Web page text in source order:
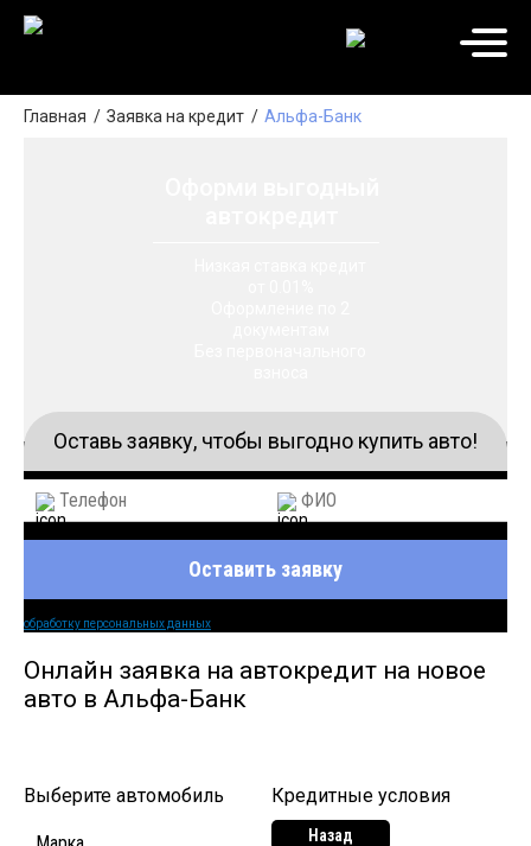
Главная Заявка на кредит Альфа-Банк
Онлайн заявка на автокредит на новое
авто в Альфа-Банк
Выберите автомобиль Кредитные условия
Назад
Оставь заявку, чтобы выгодно купить авто!
Оставить заявку
обработку персональных данных